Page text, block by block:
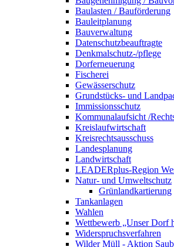
Baulasten / Bauförderung
Bauleitplanung
Bauverwaltung
Datenschutzbeauftragte
Denkmalschutz-/pflege
Dorferneuerung
Fischerei
Gewässerschutz
Grundstücks- und
Immissionsschutz
Kommunalaufsicht /
Kreislaufwirtschaft
Kreisrechtsausschuss
Landesplanung
Landwirtschaft
LEADERplus-Region
Natur- und Umweltschutz
Grünlandkartierung
Tankanlagen
Wahlen
Wettbewerb „Unser Dorf
Widerspruchsverfahren
Wilder Müll - Aktion